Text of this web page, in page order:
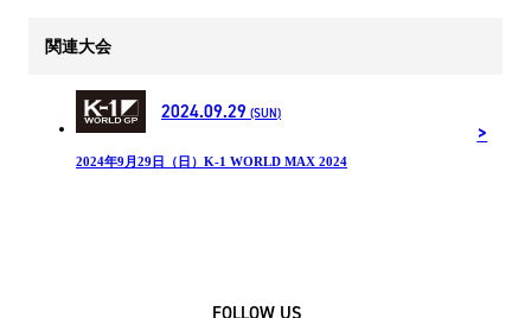
関連大会
2024.09.29 (SUN)
2024年9月29日（日）K-1 WORLD MAX 2024